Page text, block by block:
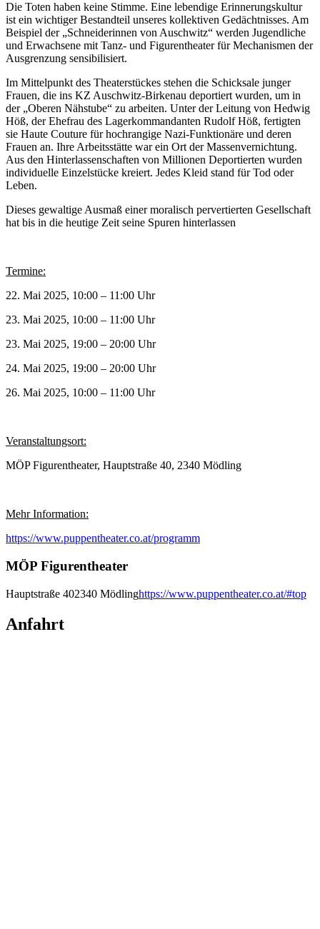
Die Toten haben keine Stimme. Eine lebendige Erinnerungskultur
ist ein wichtiger Bestandteil unseres kollektiven Gedächtnisses. Am
Beispiel der „Schneiderinnen von Auschwitz“ werden Jugendliche
und Erwachsene mit Tanz- und Figurentheater für Mechanismen der
Ausgrenzung sensibilisiert.
Im Mittelpunkt des Theaterstückes stehen die Schicksale junger
Frauen, die ins KZ Auschwitz-Birkenau deportiert wurden, um in
der „Oberen Nähstube“ zu arbeiten. Unter der Leitung von Hedwig
Höß, der Ehefrau des Lagerkommandanten Rudolf Höß, fertigten
sie Haute Couture für hochrangige Nazi-Funktionäre und deren
Frauen an. Ihre Arbeitsstätte war ein Ort der Massenvernichtung.
Aus den Hinterlassenschaften von Millionen Deportierten wurden
individuelle Einzelstücke kreiert. Jedes Kleid stand für Tod oder
Leben.
Dieses gewaltige Ausmaß einer moralisch pervertierten Gesellschaft
hat bis in die heutige Zeit seine Spuren hinterlassen
Termine:
22. Mai 2025, 10:00 – 11:00 Uhr
23. Mai 2025, 10:00 – 11:00 Uhr
23. Mai 2025, 19:00 – 20:00 Uhr
24. Mai 2025, 19:00 – 20:00 Uhr
26. Mai 2025, 10:00 – 11:00 Uhr
Veranstaltungsort:
MÖP Figurentheater, Hauptstraße 40, 2340 Mödling
Mehr Information:
https://www.puppentheater.co.at/programm
MÖP Figurentheater
Hauptstraße 402340 Mödlinghttps://www.puppentheater.co.at/#top
Anfahrt